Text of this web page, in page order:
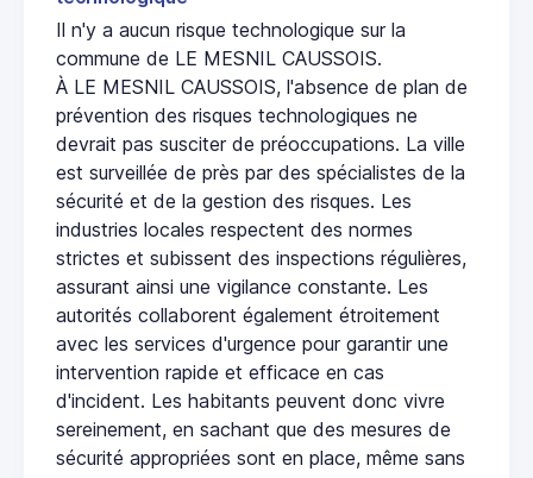
Il n'y a aucun risque technologique sur la
commune de LE MESNIL CAUSSOIS.
À LE MESNIL CAUSSOIS, l'absence de plan de
prévention des risques technologiques ne
devrait pas susciter de préoccupations. La ville
est surveillée de près par des spécialistes de la
sécurité et de la gestion des risques. Les
industries locales respectent des normes
strictes et subissent des inspections régulières,
assurant ainsi une vigilance constante. Les
autorités collaborent également étroitement
avec les services d'urgence pour garantir une
intervention rapide et efficace en cas
d'incident. Les habitants peuvent donc vivre
sereinement, en sachant que des mesures de
sécurité appropriées sont en place, même sans